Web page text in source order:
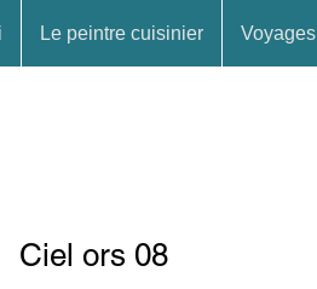
Le peintre cuisinier Voyages
Ciel ors 08